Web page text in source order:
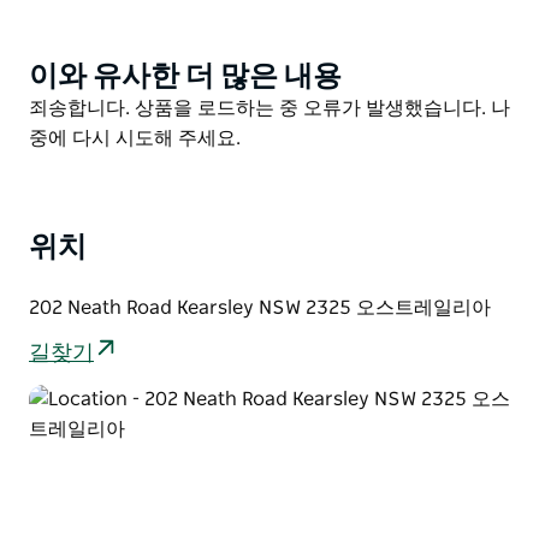
그들의 새로운 18홀 퍼트 퍼트 골프 코스가 이제 오픈되
었습니다.
이 코스는 배서스트의 유명한 마운트 파노라마 레이싱 카
자동차 부품 모양의 장애물로 꾸며져 있습니다.
수 있는 표적과 한 번에 14명을 수용할 수 있는 공간이 있
어 온 가족이 함께 즐길 수 있습니다.
Product
List
이와 유사한 더 많은 내용
Product
List
죄송합니다. 상품을 로드하는 중 오류가 발생했습니다. 나
중에 다시 시도해 주세요.
위치
202 Neath Road Kearsley NSW 2325 오스트레일리아
길찾기